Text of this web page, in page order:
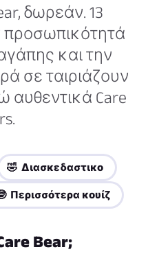
δωρεάν. 13
προσωπικότητά
και την
σε ταιριάζουν
αυθεντικά Care
🤣 Διασκεδαστικο
Περισσότερα κουίζ
Bear;